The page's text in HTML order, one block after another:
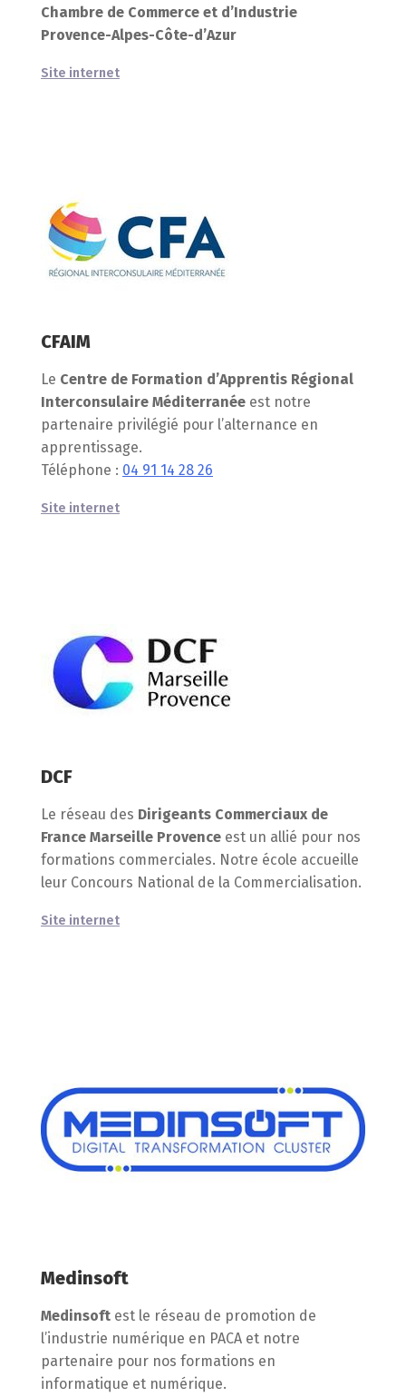
Chambre de Commerce et d’Industrie
Provence-Alpes-Côte-d’Azur
Site internet
CFAIM
Le Centre de Formation d’Apprentis Régional
Interconsulaire Méditerranée est notre
partenaire privilégié pour l’alternance en
apprentissage.
Téléphone : 04 91 14 28 26
Site internet
DCF
Le réseau des Dirigeants Commerciaux de
France Marseille Provence est un allié pour nos
formations commerciales. Notre école accueille
leur Concours National de la Commercialisation.
Site internet
Medinsoft
Medinsoft est le réseau de promotion de
l’industrie numérique en PACA et notre
partenaire pour nos formations en
informatique et numérique.